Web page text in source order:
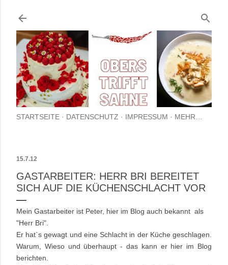
STARTSEITE DATENSCHUTZ IMPRESSUM MEHR…
15.7.12
GASTARBEITER: HERR BRI BEREITET
SICH AUF DIE KÜCHENSCHLACHT VOR
Mein Gastarbeiter ist Peter, hier im Blog auch bekannt als
"Herr Bri".
Er hat`s gewagt und eine Schlacht in der Küche geschlagen.
Warum, Wieso und überhaupt - das kann er hier im Blog
berichten.